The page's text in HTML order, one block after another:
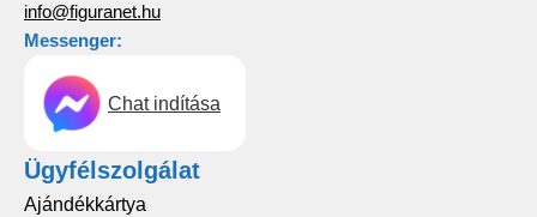
info@figuranet.hu
Messenger:
Chat indítása
Ügyfélszolgálat
Ajándékkártya